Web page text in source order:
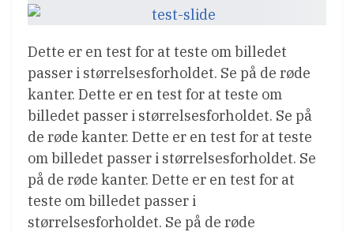
Dette er en test for at teste om billedet
passer i størrelsesforholdet. Se på de røde
kanter. Dette er en test for at teste om
billedet passer i størrelsesforholdet. Se på
de røde kanter. Dette er en test for at teste
om billedet passer i størrelsesforholdet. Se
på de røde kanter. Dette er en test for at
teste om billedet passer i
størrelsesforholdet. Se på de røde